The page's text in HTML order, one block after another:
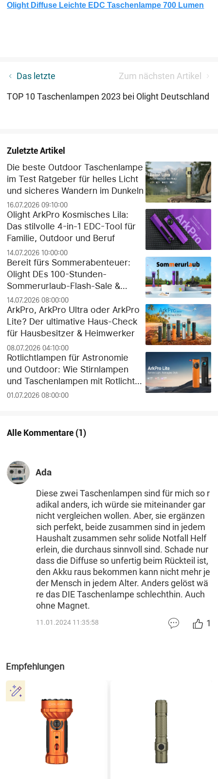
Olight Diffuse Leichte EDC Taschenlampe 700 Lumen
Das letzte Zum nächsten Artikel
Die drei Lichtquellen von Arkfeld Pro: UV-Licht,
TOP 10 Taschenlampen 2023 bei Olight Deutschland
Zuletzte Artikel
Die beste Outdoor Taschenlampe
im Test Ratgeber für helles Licht
und sicheres Wandern im Dunkeln
16.07.2026 09:10:00
Olight ArkPro Kosmisches Lila:
Das stilvolle 4-in-1 EDC-Tool für
Familie, Outdoor und Beruf
14.07.2026 10:00:00
Bereit fürs Sommerabenteuer:
Olight DEs 100-Stunden-
Sommerurlaub-Flash-Sale &
exklusiver Gratis-Geschenk-
Guide!
14.07.2026 08:00:00
ArkPro, ArkPro Ultra oder ArkPro
Lite? Der ultimative Haus-Check
für Hausbesitzer & Heimwerker
08.07.2026 04:10:00
Rotlichtlampen für Astronomie
und Outdoor: Wie Stirnlampen
und Taschenlampen mit Rotlicht
die Dunkeladaptation der Augen
01.07.2026 08:00:00
Alle Kommentare(1)
Ada
Diese zwei Taschenlampen sind für mich so r
adikal anders, ich würde sie miteinander gar
nicht vergleichen wollen. Aber, sie ergänzen
sich perfekt, beide zusammen sind in jedem
Haushalt zusammen sehr solide Notfall Helf
erlein, die durchaus sinnvoll sind. Schade nur
dass die Diffuse so unfertig beim Rückteil ist,
den Akku raus bekommen kann nicht mehr je
der Mensch in jedem Alter. Anders gelöst wä
re das DIE Taschenlampe schlechthin. Auch
ohne Magnet.
11.01.2024 11:35:58 1
Empfehlungen